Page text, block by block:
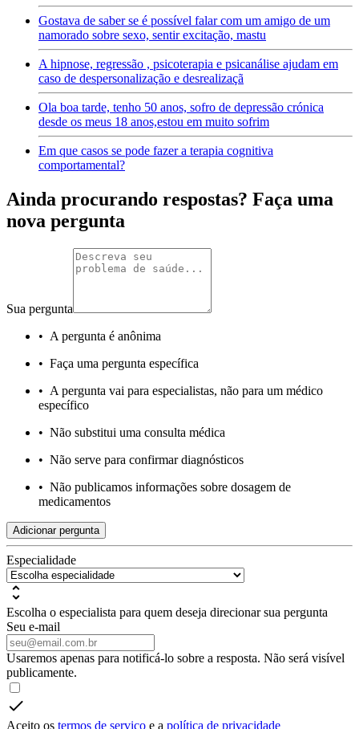
Gostava de saber se é possível falar com um amigo de um
namorado sobre sexo, sentir excitação, mastu
A hipnose, regressão , psicoterapia e psicanálise ajudam em
caso de despersonalização e desrealizaçã
Ola boa tarde, tenho 50 anos, sofro de depressão crónica
desde os meus 18 anos,estou em muito sofrim
Em que casos se pode fazer a terapia cognitiva
comportamental?
Ainda procurando respostas? Faça uma
nova pergunta
Sua pergunta
• A pergunta é anônima
• Faça uma pergunta específica
• A pergunta vai para especialistas, não para um médico
específico
• Não substitui uma consulta médica
• Não serve para confirmar diagnósticos
• Não publicamos informações sobre dosagem de
medicamentos
Adicionar pergunta
Especialidade
Escolha o especialista para quem deseja direcionar sua pergunta
Seu e-mail
Usaremos apenas para notificá-lo sobre a resposta. Não será visível
publicamente.
Aceito os termos de serviço e a política de privacidade